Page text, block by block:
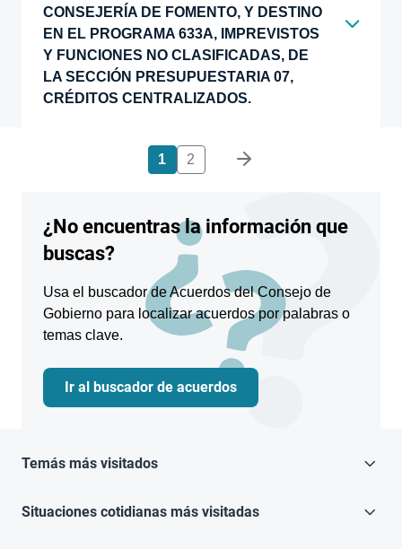
CONSEJERÍA DE FOMENTO, Y DESTINO
EN EL PROGRAMA 633A, IMPREVISTOS
Y FUNCIONES NO CLASIFICADAS, DE
LA SECCIÓN PRESUPUESTARIA 07,
CRÉDITOS CENTRALIZADOS.
1 2
¿No encuentras la información que
buscas?
Usa el buscador de Acuerdos del Consejo de
Gobierno para localizar acuerdos por palabras o
temas clave.
Ir al buscador de acuerdos
Temás más visitados
Situaciones cotidianas más visitadas